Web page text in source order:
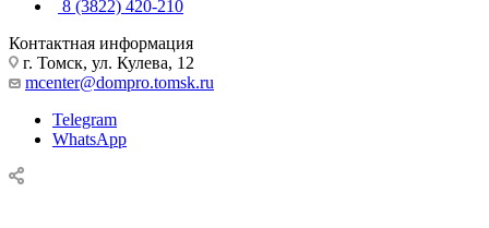
8 (3822) 420-210
Контактная информация
г. Томск, ул. Кулева, 12
mcenter@dompro.tomsk.ru
Telegram
WhatsApp